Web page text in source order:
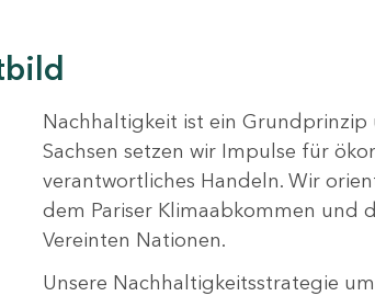
Nachhaltigkeit ist ein Grundprinzip
Sachsen setzen wir Impulse für
verantwortliches Handeln. Wir
dem Pariser Klimaabkommen und
Vereinten Nationen.
Unsere Nachhaltigkeitsstrategie